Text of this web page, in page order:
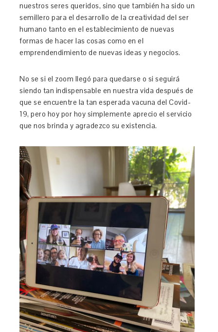
nuestros seres queridos, sino que también ha sido un
semillero para el desarrollo de la creatividad del ser
humano tanto en el establecimiento de nuevas
formas de hacer las cosas como en el
emprendendimiento de nuevas ideas y negocios.
No se si el zoom llegó para quedarse o si seguirá
siendo tan indispensable en nuestra vida después de
que se encuentre la tan esperada vacuna del Covid-
19, pero hoy por hoy simplemente aprecio el servicio
que nos brinda y agradezco su existencia.